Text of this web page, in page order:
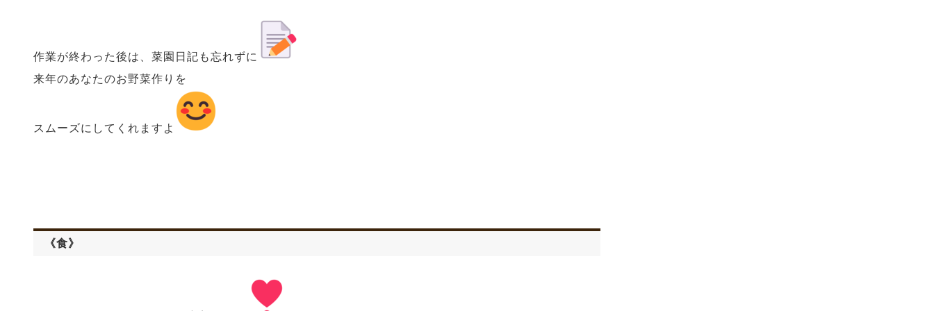
作業が終わった後は、菜園日記も忘れずに
来年のあなたのお野菜作りを
スムーズにしてくれますよ
《食》